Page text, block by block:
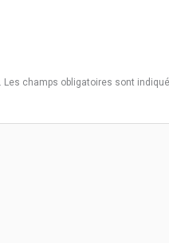
Les champs obligatoires sont